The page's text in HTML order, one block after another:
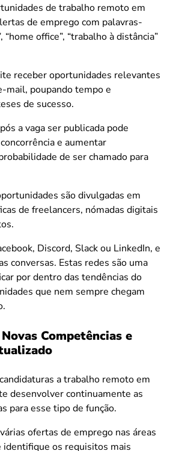
de trabalho remoto em
de emprego com palavras-
“home office”, “trabalho à distância”
receber oportunidades relevantes
mail, poupando tempo e
de sucesso.
a vaga ser publicada pode
e aumentar
de ser chamado para
são divulgadas em
de freelancers, nómadas digitais
Discord, Slack ou LinkedIn, e
conversas. Estas redes são uma
por dentro das tendências do
que nem sempre chegam
Competências e
a trabalho remoto em
desenvolver continuamente as
para esse tipo de função.
ofertas de emprego nas áreas
os requisitos mais